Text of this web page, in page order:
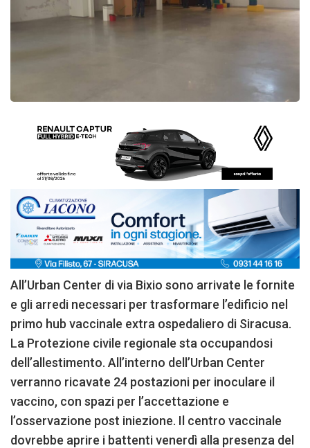
All’Urban Center di via Bixio sono arrivate le fornite
e gli arredi necessari per trasformare l’edificio nel
primo hub vaccinale extra ospedaliero di Siracusa.
La Protezione civile regionale sta occupandosi
dell’allestimento. All’interno dell’Urban Center
verranno ricavate 24 postazioni per inoculare il
vaccino, con spazi per l’accettazione e
l’osservazione post iniezione. Il centro vaccinale
dovrebbe aprire i battenti venerdì alla presenza del